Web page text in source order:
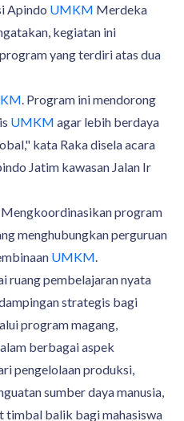
Apindo UMKM Merdeka
kegiatan ini
yang terdiri atas dua
. Program ini mendorong
UMKM agar lebih berdaya
kata Raka disela acara
Jatim kawasan Jalan Ir
Mengkoordinasikan program
menghubungkan perguruan
UMKM.
ruang pembelajaran nyata
strategis bagi
program magang,
berbagai aspek
pengelolaan produksi,
sumber daya manusia,
timbal balik bagi mahasiswa